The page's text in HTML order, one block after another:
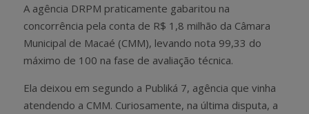
A agência DRPM praticamente gabaritou na
concorrência pela conta de R$ 1,8 milhão da Câmara
Municipal de Macaé (CMM), levando nota 99,33 do
máximo de 100 na fase de avaliação técnica.
Ela deixou em segundo a Publiká 7, agência que vinha
atendendo a CMM. Curiosamente, na última disputa, a